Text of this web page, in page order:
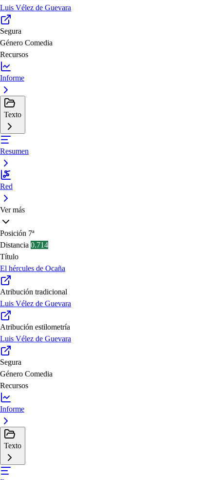
Luis Vélez de Guevara
Segura
Género Comedia
Recursos
Informe
Texto
Resumen
Red
Ver más
Posición 7ª
Distancia 0.714
Título
El hércules de Ocaña
Atribución tradicional
Luis Vélez de Guevara
Atribución estilometría
Luis Vélez de Guevara
Segura
Género Comedia
Recursos
Informe
Texto